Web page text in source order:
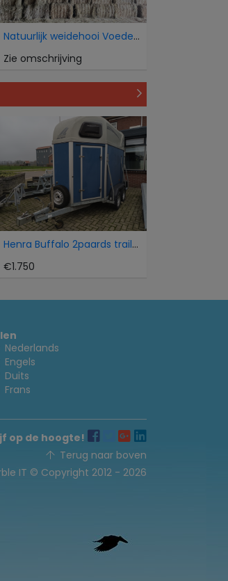
Natuurlijk weidehooi Voederkwaliteit
Zie omschrijving
Henra Buffalo 2paards trailer
€1.750
Nederlands
Engels
Duits
Frans
op de hoogte!
Terug naar boven
IT © Copyright 2012 - 2026